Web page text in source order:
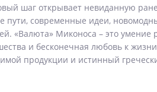
шаг открывает невиданную
пути, современные идеи,
«Валюта» Миконоса – это умение
и бесконечная любовь к
продукции и истинный